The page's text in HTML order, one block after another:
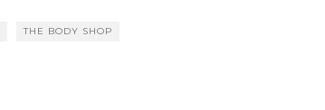
THE BODY SHOP